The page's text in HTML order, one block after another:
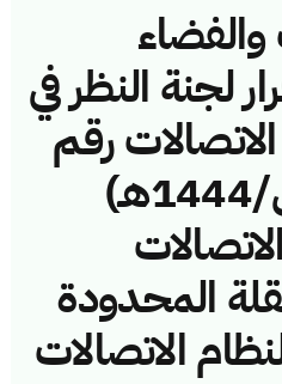
والفضاء
لجنة النظر في
رقم
(4411416/ق/1444هـ)
المحدودة
الاتصالات